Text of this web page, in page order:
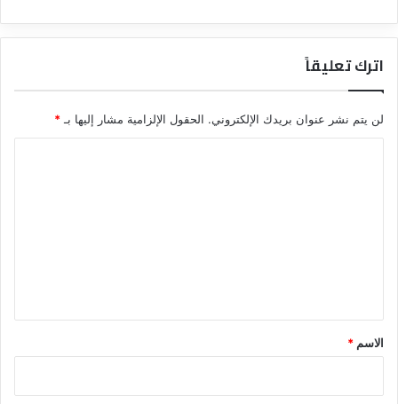
اترك تعليقاً
لن يتم نشر عنوان بريدك الإلكتروني. الحقول الإلزامية مشار إليها بـ *
*
الاسم *